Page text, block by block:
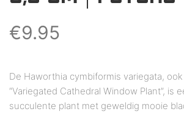
€9.95
De Haworthia cymbiformis variegata,
“Variegated Cathedral Window Plant”, is
succulente plant met geweldig mooie